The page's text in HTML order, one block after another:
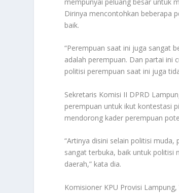
Dirinya mencontohkan beberapa
baik.
“Perempuan saat ini juga sangat
adalah perempuan. Dan partai ini
politisi perempuan saat ini juga
Sekretaris Komisi II DPRD
perempuan untuk ikut kontestasi
mendorong kader perempuan
“Artinya disini selain politisi
sangat terbuka, baik untuk politisi
daerah,” kata dia.
Komisioner KPU Provisi